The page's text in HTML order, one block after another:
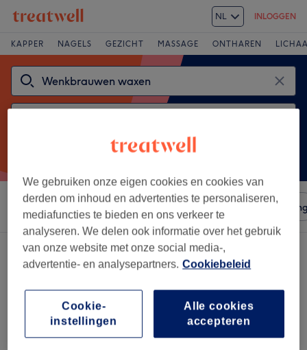
NL INLOGGEN
KAPPER NAGELS GEZICHT MASSAGE ONTHAREN
Sorteer op Salons Expresaanbiedingen
Een salon met: wenkbrauwen waxen in Melle, Gent
We gebruiken onze eigen cookies en cookies van
derden om inhoud en advertenties te personaliseren,
mediafuncties te bieden en ons verkeer te
analyseren. We delen ook informatie over het gebruik
van onze website met onze social media-,
advertentie- en analysepartners. Cookiebeleid
Alle cookies
accepteren
Cookie-
instellingen